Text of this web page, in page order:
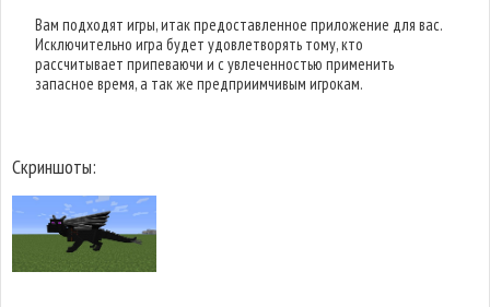
Вам подходят игры, итак предоставленное приложение для вас.
Исключительно игра будет удовлетворять тому, кто
рассчитывает припеваючи и с увлеченностью применить
запасное время, а так же предприимчивым игрокам.
Скриншоты: